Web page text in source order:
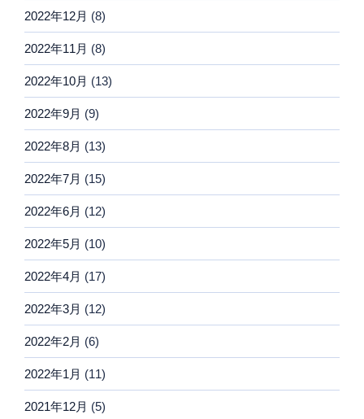
2022年12月 (8)
2022年11月 (8)
2022年10月 (13)
2022年9月 (9)
2022年8月 (13)
2022年7月 (15)
2022年6月 (12)
2022年5月 (10)
2022年4月 (17)
2022年3月 (12)
2022年2月 (6)
2022年1月 (11)
2021年12月 (5)